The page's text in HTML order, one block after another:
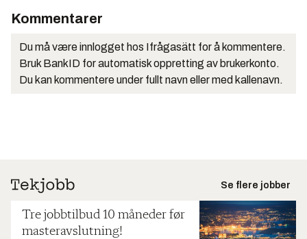
Kommentarer
Du må være innlogget hos Ifrågasätt for å kommentere.
Bruk BankID for automatisk oppretting av brukerkonto.
Du kan kommentere under fullt navn eller med kallenavn.
Se flere jobber
Tre jobbtilbud 10 måneder før
masteravslutning!